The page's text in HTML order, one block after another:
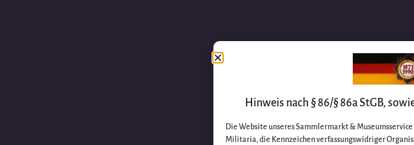
Hinweis nach § 86/§ 86a StGB,
Die Website unseres Sammlermarkt &
Militaria, die Kennzeichen verfassungswidriger